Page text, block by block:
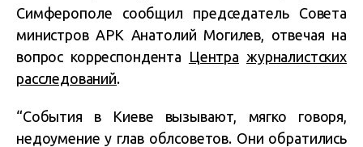
Симферополе сообщил председатель Совета
министров АРК Анатолий Могилев, отвечая на
вопрос корреспондента Центра журналистских
расследований.
“События в Киеве вызывают, мягко говоря,
недоумение у глав облсоветов. Они обратились